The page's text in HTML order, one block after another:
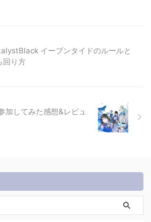
イーブンタイドのルールと
回り方
加してみた感想&レビュ